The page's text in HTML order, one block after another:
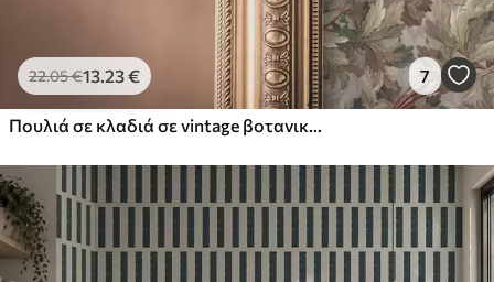
22.05€13.23€ 7
Πουλιά σε κλαδιά σε vintage βοτανικό στυλ